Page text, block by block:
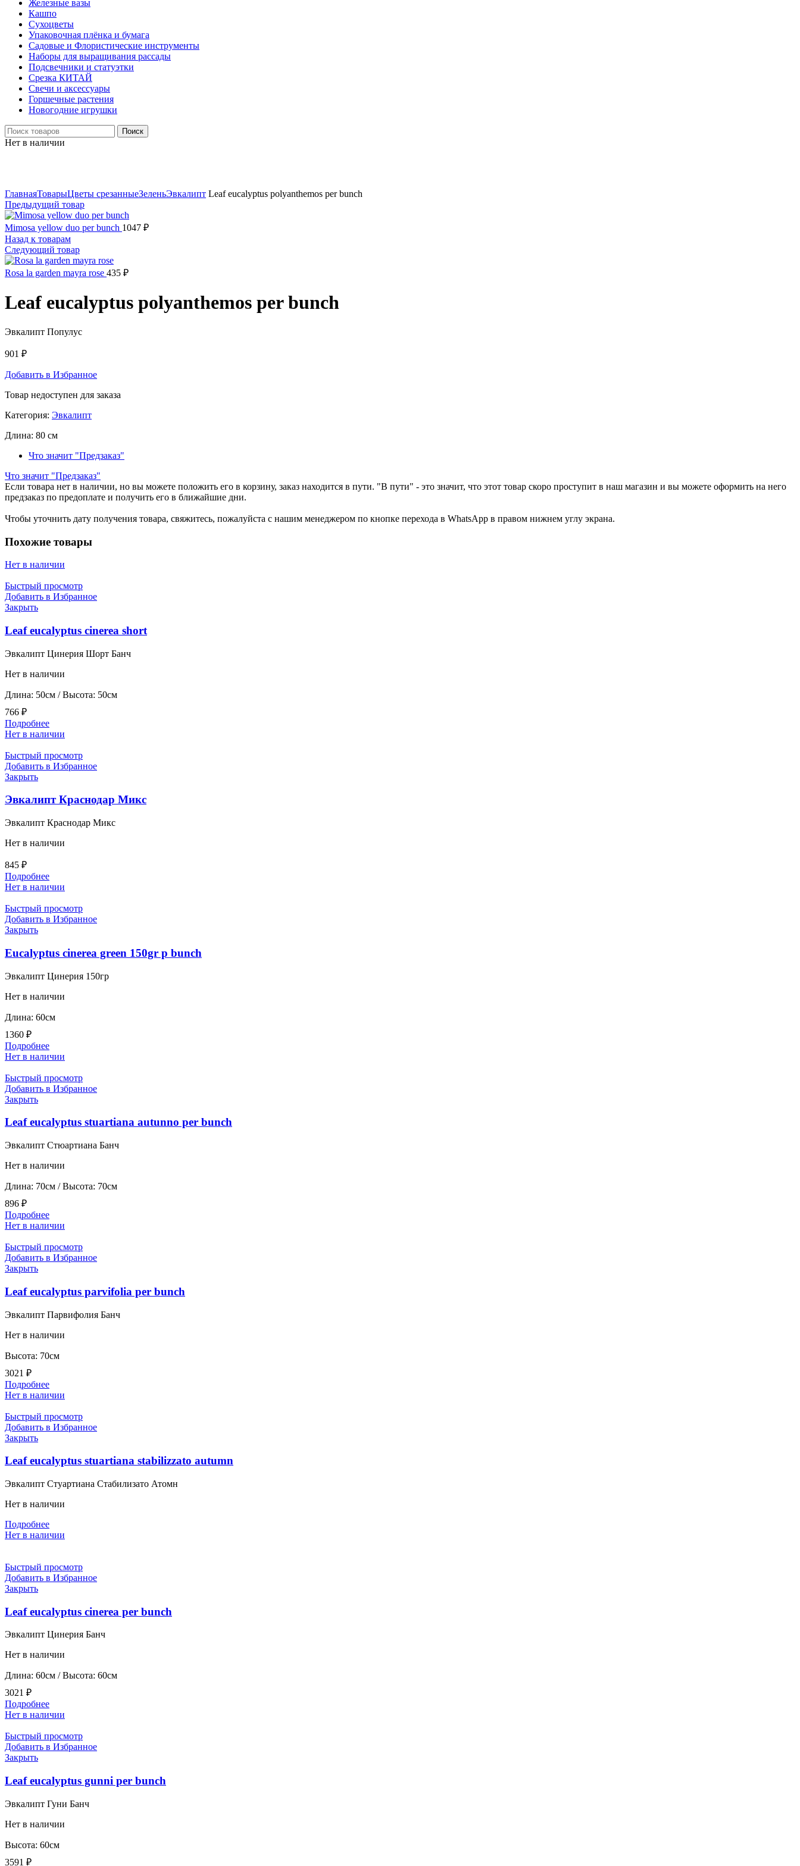
Железные вазы
Кашпо
Сухоцветы
Упаковочная плёнка и бумага
Садовые и Флористические инструменты
Наборы для выращивания рассады
Подсвечники и статуэтки
Срезка КИТАЙ
Свечи и аксессуары
Горшечные растения
Новогодние игрушки
Поиск
Нет в наличии
ГлавнаяТоварыЦветы срезанныеЗеленьЭвкалипт Leaf eucalyptus polyanthemos per bunch
Предыдущий товар
Mimosa yellow duo per bunch 1047 ₽
Назад к товарам
Следующий товар
Rosa la garden mayra rose 435 ₽
Leaf eucalyptus polyanthemos per bunch
Эвкалипт Популус
901 ₽
Добавить в Избранное
Товар недоступен для заказа
Категория: Эвкалипт
Длина: 80 см
Что значит "Предзаказ"
Что значит "Предзаказ"
Если товара нет в наличии, но вы можете положить его в корзину, заказ находится в пути. "В пути" - это значит, что этот товар скоро проступит в наш магазин и вы можете оформить на него
предзаказ по предоплате и получить его в ближайшие дни.
Чтобы уточнить дату получения товара, свяжитесь, пожалуйста с нашим менеджером по кнопке перехода в WhatsApp в правом нижнем углу экрана.
Похожие товары
Нет в наличии
Быстрый просмотр
Добавить в Избранное
Закрыть
Leaf eucalyptus cinerea short
Эвкалипт Цинерия Шорт Банч
Нет в наличии
Длина: 50см / Высота: 50см
766 ₽
Подробнее
Нет в наличии
Быстрый просмотр
Добавить в Избранное
Закрыть
Эвкалипт Краснодар Микс
Эвкалипт Краснодар Микс
Нет в наличии
845 ₽
Подробнее
Нет в наличии
Быстрый просмотр
Добавить в Избранное
Закрыть
Eucalyptus cinerea green 150gr p bunch
Эвкалипт Цинерия 150гр
Нет в наличии
Длина: 60см
1360 ₽
Подробнее
Нет в наличии
Быстрый просмотр
Добавить в Избранное
Закрыть
Leaf eucalyptus stuartiana autunno per bunch
Эвкалипт Стюартиана Банч
Нет в наличии
Длина: 70см / Высота: 70см
896 ₽
Подробнее
Нет в наличии
Быстрый просмотр
Добавить в Избранное
Закрыть
Leaf eucalyptus parvifolia per bunch
Эвкалипт Парвифолия Банч
Нет в наличии
Высота: 70см
3021 ₽
Подробнее
Нет в наличии
Быстрый просмотр
Добавить в Избранное
Закрыть
Leaf eucalyptus stuartiana stabilizzato autumn
Эвкалипт Стуартиана Стабилизато Атомн
Нет в наличии
Подробнее
Нет в наличии
Быстрый просмотр
Добавить в Избранное
Закрыть
Leaf eucalyptus cinerea per bunch
Эвкалипт Цинерия Банч
Нет в наличии
Длина: 60см / Высота: 60см
3021 ₽
Подробнее
Нет в наличии
Быстрый просмотр
Добавить в Избранное
Закрыть
Leaf eucalyptus gunni per bunch
Эвкалипт Гуни Банч
Нет в наличии
Высота: 60см
3591 ₽